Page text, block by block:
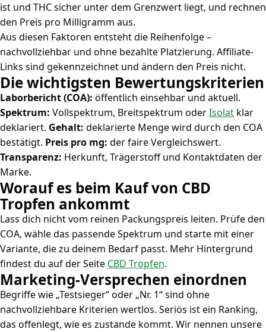
ist und THC sicher unter dem Grenzwert liegt, und rechnen
den Preis pro Milligramm aus.
Aus diesen Faktoren entsteht die Reihenfolge –
nachvollziehbar und ohne bezahlte Platzierung. Affiliate-
Links sind gekennzeichnet und ändern den Preis nicht.
Die wichtigsten Bewertungskriterien
Laborbericht (COA): öffentlich einsehbar und aktuell.
Spektrum: Vollspektrum, Breitspektrum oderIsolat klar
deklariert. Gehalt: deklarierte Menge wird durch den COA
bestätigt. Preis pro mg: der faire Vergleichswert.
Transparenz: Herkunft, Trägerstoff und Kontaktdaten der
Marke.
Worauf es beim Kauf von CBD
Tropfen ankommt
Lass dich nicht vom reinen Packungspreis leiten. Prüfe den
COA, wähle das passende Spektrum und starte mit einer
Variante, die zu deinem Bedarf passt. Mehr Hintergrund
findest du auf der Seite CBD Tropfen.
Marketing-Versprechen einordnen
Begriffe wie „Testsieger“ oder „Nr. 1“ sind ohne
nachvollziehbare Kriterien wertlos. Seriös ist ein Ranking,
das offenlegt, wie es zustande kommt. Wir nennen unsere